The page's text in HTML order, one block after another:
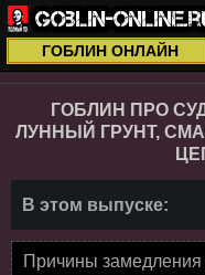
ГОБЛИН ОНЛАЙН
ГОБЛИН ПРО
ЛУННЫЙ ГРУНТ,
В этом выпуске:
Причины замедления